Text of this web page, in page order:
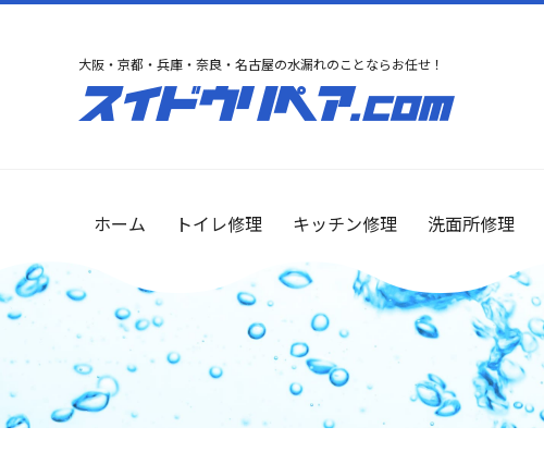
大阪・京都・兵庫・奈良・名古屋の水漏れのことならお任せ！
ホーム トイレ修理 キッチン修理 洗面所修理